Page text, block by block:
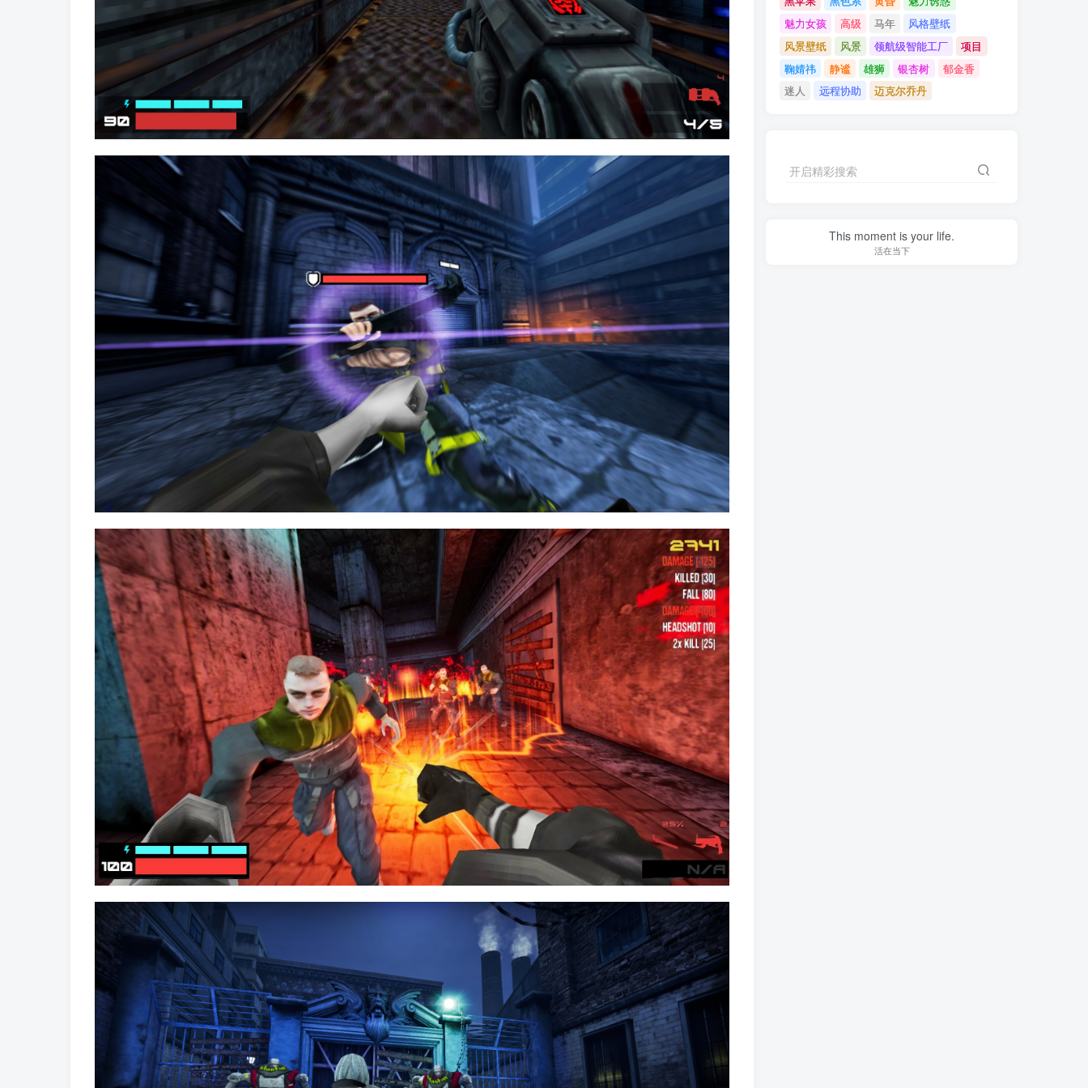
魅力女孩
高级 马年
风格壁纸
风景壁纸
风景 领航级智能工厂
项目
鞠婧祎
静谧 雄狮 银杏树
郁金香
迷人
远程协助 迈克尔乔丹
开启精彩搜索
This moment is your life.
活在当下